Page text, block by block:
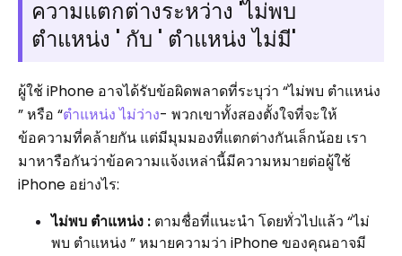
ความแตกต่างระหว่าง 'ไม่พบ
ตำแหน่ง ' กับ ' ตำแหน่ง ไม่มี'
ผู้ใช้ iPhone อาจได้รับข้อผิดพลาดที่ระบุว่า “ไม่พบ ตำแหน่ง
” หรือ “ตำแหน่ง ไม่ว่าง- พวกเขาทั้งสองตั้งใจที่จะให้
ข้อความที่คล้ายกัน แต่มีมุมมองที่แตกต่างกันเล็กน้อย เรา
มาหารือกันว่าข้อความแจ้งเหล่านี้มีความหมายต่อผู้ใช้
iPhone อย่างไร:
ไม่พบ ตำแหน่ง : ตามชื่อที่แนะนำ โดยทั่วไปแล้ว “ไม่
พบ ตำแหน่ง ” หมายความว่า iPhone ของคุณอาจมี